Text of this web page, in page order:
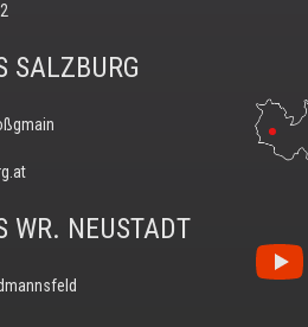
SALZBURG
WR. NEUSTADT
Vonblon
auf